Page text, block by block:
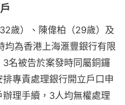
歲）、陳偉柏（29歲）及
均為香港上海滙豐銀行有限
名被告於案發時同屬銅鑼
專責處理銀行開立戶口申
理手續，3人均無權處理